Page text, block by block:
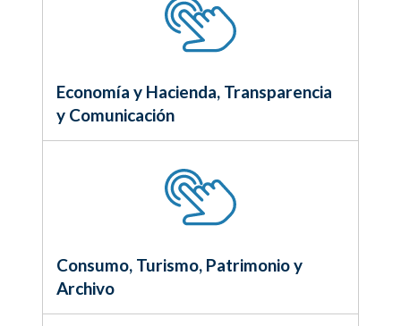
Economía y Hacienda, Transparencia
y Comunicación
Consumo, Turismo, Patrimonio y
Archivo